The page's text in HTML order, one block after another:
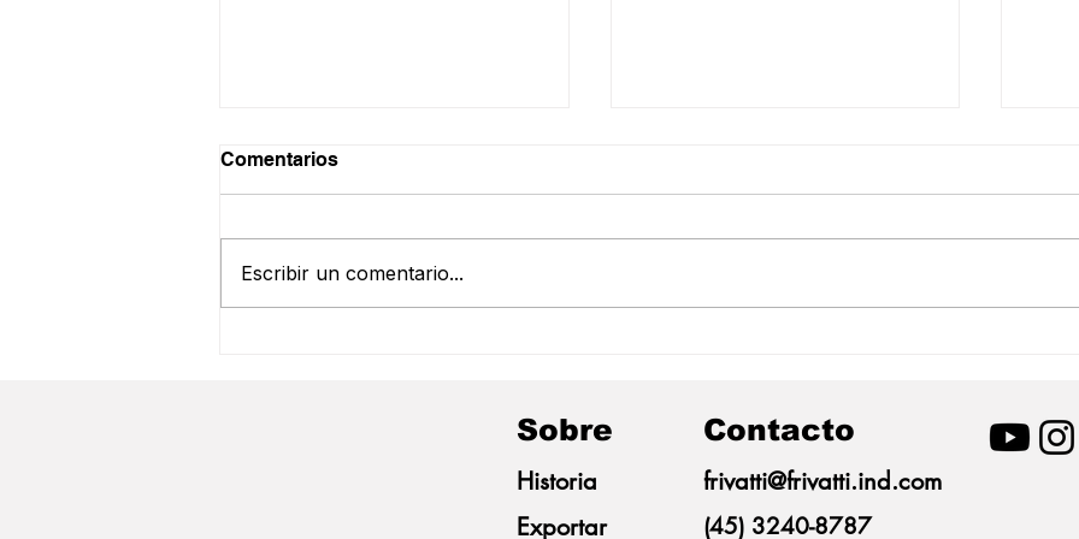
contra el abuso infantil
Comentarios
Escribir un comentario...
Sobre
Historia
Exportar
Contacto
frivatti@frivatti.ind.com
(45) 3240-8787